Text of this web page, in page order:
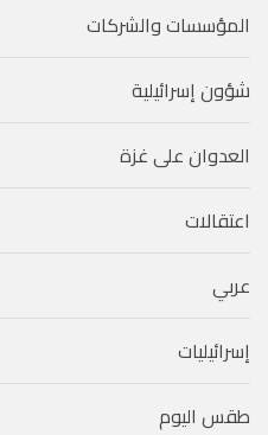
المؤسسات والشركات
شؤون إسرائيلية
العدوان على غزة
اعتقالات
عربي
إسرائيليات
طقس اليوم